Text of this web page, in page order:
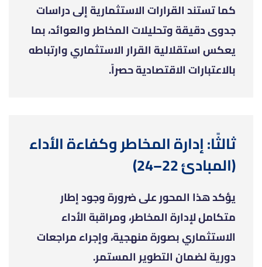
كما تستند القرارات الاستثمارية إلى دراسات
جدوى دقيقة وتحليلات المخاطر والعوائد، بما
يعكس استقلالية القرار الاستثماري وارتباطه
بالاعتبارات الاقتصادية حصراً.
ثالثًا: إدارة المخاطر وكفاءة الأداء
(المبادئ 22–24)
يؤكد هذا المحور على ضرورة وجود إطار
متكامل لإدارة المخاطر، ومراقبة الأداء
الاستثماري بصورة منهجية، وإجراء مراجعات
دورية لضمان التطوير المستمر.